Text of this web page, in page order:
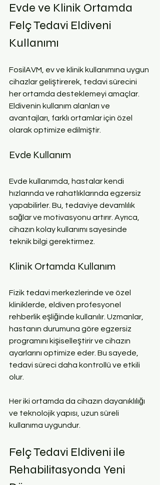
Evde ve Klinik Ortamda
Felç Tedavi Eldiveni
Kullanımı
FosilAVM, ev ve klinik kullanımına uygun
cihazlar geliştirerek, tedavi sürecini
her ortamda desteklemeyi amaçlar.
Eldivenin kullanım alanları ve
avantajları, farklı ortamlar için özel
olarak optimize edilmiştir.
Evde Kullanım
Evde kullanımda, hastalar kendi
hızlarında ve rahatlıklarında egzersiz
yapabilirler. Bu, tedaviye devamlılık
sağlar ve motivasyonu artırır. Ayrıca,
cihazın kolay kullanımı sayesinde
teknik bilgi gerektirmez.
Klinik Ortamda Kullanım
Fizik tedavi merkezlerinde ve özel
kliniklerde, eldiven profesyonel
rehberlik eşliğinde kullanılır. Uzmanlar,
hastanın durumuna göre egzersiz
programını kişiselleştirir ve cihazın
ayarlarını optimize eder. Bu sayede,
tedavi süreci daha kontrollü ve etkili
olur.
Her iki ortamda da cihazın dayanıklılığı
ve teknolojik yapısı, uzun süreli
kullanıma uygundur.
Felç Tedavi Eldiveni ile
Rehabilitasyonda Yeni